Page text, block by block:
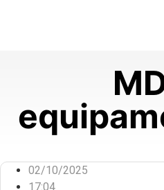
02/10/2025
17:04